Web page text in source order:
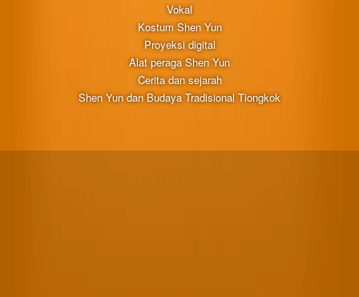
Vokal
Kostum Shen Yun
Proyeksi digital
Alat peraga Shen Yun
Cerita dan sejarah
Shen Yun dan Budaya Tradisional Tiongkok